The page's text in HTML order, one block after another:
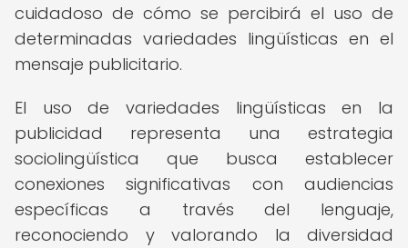
cuidadoso de cómo se percibirá el uso de
determinadas variedades lingüísticas en el
mensaje publicitario.
El uso de variedades lingüísticas en la
publicidad representa una estrategia
sociolingüística que busca establecer
conexiones significativas con audiencias
específicas a través del lenguaje,
reconociendo y valorando la diversidad